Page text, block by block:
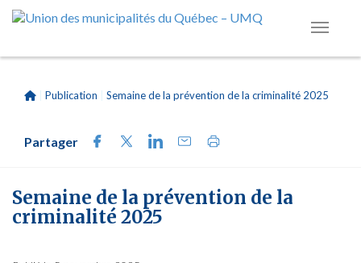
Publication Semaine de la prévention de la criminalité 2025
Partager
Semaine de la prévention de la
criminalité 2025